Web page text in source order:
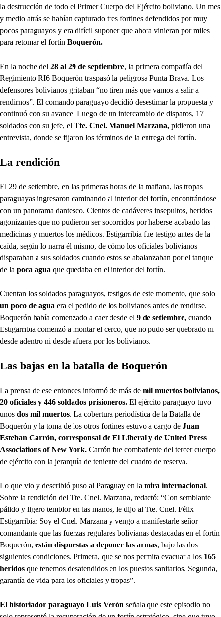
la destrucción de todo el Primer Cuerpo del Ejército boliviano. Un mes
y medio atrás se habían capturado tres fortines defendidos por muy
pocos paraguayos y era difícil suponer que ahora vinieran por miles
para retomar el fortín Boquerón.
En la noche del 28 al 29 de septiembre, la primera compañía del
Regimiento RI6 Boquerón traspasó la peligrosa Punta Brava. Los
defensores bolivianos gritaban “no tiren más que vamos a salir a
rendirnos”. El comando paraguayo decidió desestimar la propuesta y
continuó con su avance. Luego de un intercambio de disparos, 17
soldados con su jefe, el Tte. Cnel. Manuel Marzana, pidieron una
entrevista, donde se fijaron los términos de la entrega del fortín.
La rendición
El 29 de setiembre, en las primeras horas de la mañana, las tropas
paraguayas ingresaron caminando al interior del fortín, encontrándose
con un panorama dantesco. Cientos de cadáveres insepultos, heridos
agonizantes que no pudieron ser socorridos por haberse acabado las
medicinas y muertos los médicos. Estigarribia fue testigo antes de la
caída, según lo narra él mismo, de cómo los oficiales bolivianos
disparaban a sus soldados cuando estos se abalanzaban por el tanque
de la poca agua que quedaba en el interior del fortín.
Cuentan los soldados paraguayos, testigos de este momento, que solo
un poco de agua era el pedido de los bolivianos antes de rendirse.
Boquerón había comenzado a caer desde el 9 de setiembre, cuando
Estigarribia comenzó a montar el cerco, que no pudo ser quebrado ni
desde adentro ni desde afuera por los bolivianos.
Las bajas en la batalla de Boquerón
La prensa de ese entonces informó de más de mil muertos bolivianos,
20 oficiales y 446 soldados prisioneros. El ejército paraguayo tuvo
unos dos mil muertos. La cobertura periodística de la Batalla de
Boquerón y la toma de los otros fortines estuvo a cargo de Juan
Esteban Carrón, corresponsal de El Liberal y de United Press
Associations of New York. Carrón fue combatiente del tercer cuerpo
de ejército con la jerarquía de teniente del cuadro de reserva.
Lo que vio y describió puso al Paraguay en la mira internacional.
Sobre la rendición del Tte. Cnel. Marzana, redactó: “Con semblante
pálido y ligero temblor en las manos, le dijo al Tte. Cnel. Félix
Estigarribia: Soy el Cnel. Marzana y vengo a manifestarle señor
comandante que las fuerzas regulares bolivianas destacadas en el fortín
Boquerón, están dispuestas a deponer las armas, bajo las dos
siguientes condiciones. Primera, que se nos permita evacuar a los 165
heridos que tenemos desatendidos en los puestos sanitarios. Segunda,
garantía de vida para los oficiales y tropas”.
El historiador paraguayo Luis Verón señala que este episodio no